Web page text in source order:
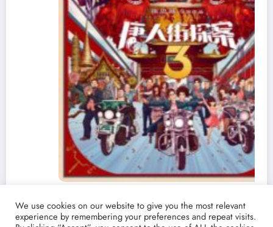
Ver y Descargar ‘Detective Chinatown 3’ |
Torrent castellano español | La película china
We use cookies on our website to give you the most relevant
experience by remembering your preferences and repeat visits.